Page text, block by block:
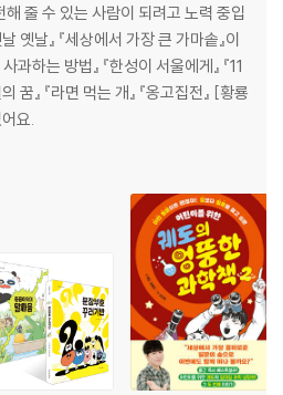
줄 수 있는 사람이 되려고 노력 중입
옛날』 『세상에서 가장 큰 가마솥』이
하는 방법』 『한성이 서울에게』 『11
』 『라면 먹는 개』 『옹고집전』 [황룡
요.